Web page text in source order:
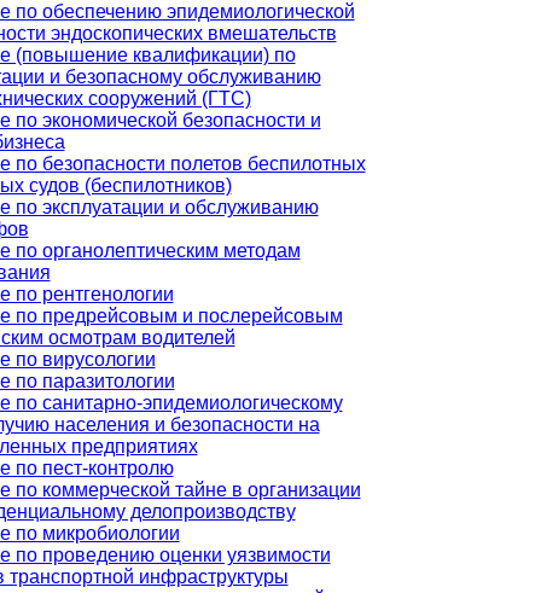
по обеспечению эпидемиологической
эндоскопических вмешательств
(повышение квалификации) по
и безопасному обслуживанию
сооружений (ГТС)
по экономической безопасности и
по безопасности полетов беспилотных
судов (беспилотников)
по эксплуатации и обслуживанию
по органолептическим методам
по рентгенологии
по предрейсовым и послерейсовым
осмотрам водителей
по вирусологии
по паразитологии
по санитарно-эпидемиологическому
населения и безопасности на
предприятиях
по пест-контролю
по коммерческой тайне в организации
делопроизводству
по микробиологии
по проведению оценки уязвимости
транспортной инфраструктуры